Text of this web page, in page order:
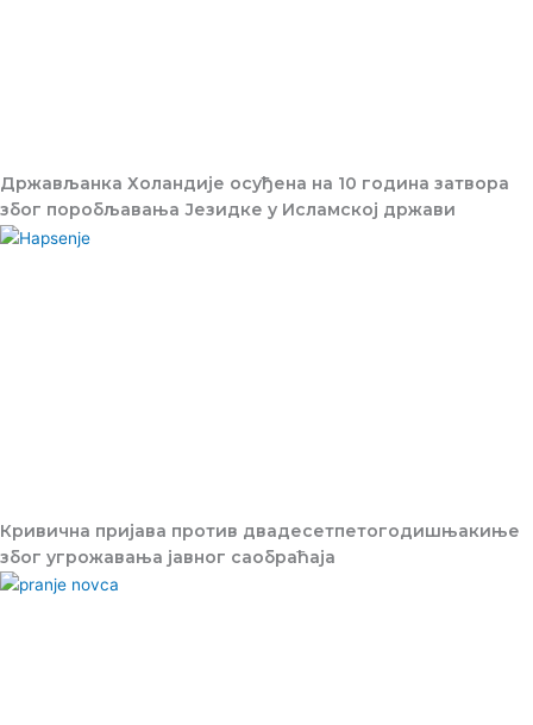
Држављанка Холандије осуђена на 10 година затвора
због поробљавања Језидке у Исламској држави
Кривична пријава против двадесетпетогодишњакиње
због угрожавања јавног саобраћаја